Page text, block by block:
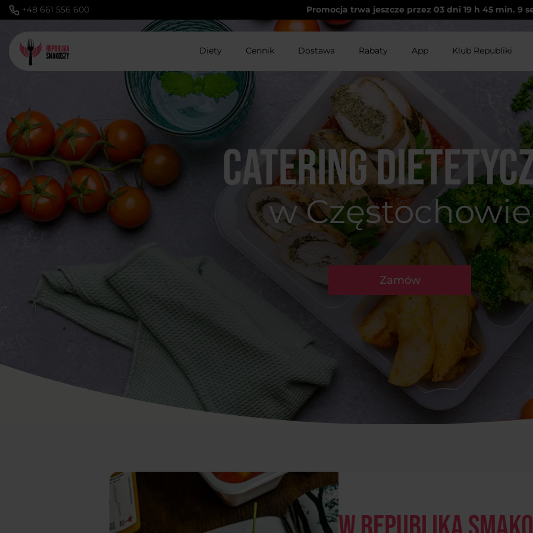
+48 661 556 600 Promocja trwa jeszcze przez 03 dni 19 h 45 min. 9
Diety Cennik Dostawa Rabaty App Klub Republiki
Catering
w Częstochowie
Zamów